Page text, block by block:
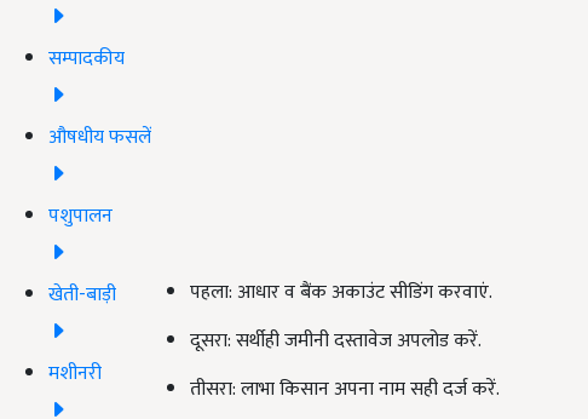
सम्पादकीय
औषधीय फसलें
पशुपालन
खेती-बाड़ी
मशीनरी
पहला: आधार व बैंक अकाउंट सीडिंग करवाएं.
दूसरा: सर्थीही जमीनी दस्तावेज अपलोड करें.
तीसरा: लाभा किसान अपना नाम सही दर्ज करें.